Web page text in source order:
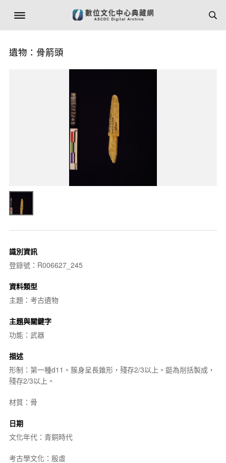
遺物：骨箭頭
識別資訊
登錄號：R006627_245
資料類型
主題：考古遺物
主題與關鍵字
功能：武器
描述
形制：第一種d11。簇身呈長錐形，殘存2/3以上。鋌為削括製成，
殘存2/3以上。
材質：骨
日期
文化年代：青銅時代
考古學文化：殷虛